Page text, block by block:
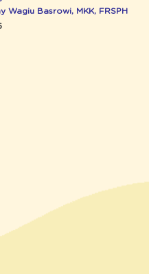
Wagiu Basrowi, MKK, FRSPH